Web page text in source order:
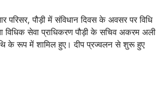
पौड़ी में संविधान दिवस के अवसर पर विधि
विधिक सेवा प्राधिकरण पौड़ी के सचिव अकरम अली
के रूप में शामिल हुए। दीप प्रज्वलन से शुरू हुए